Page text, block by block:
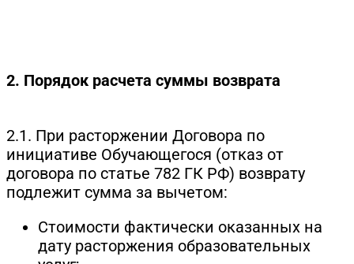
2. Порядок расчета суммы возврата
2.1. При расторжении Договора по
инициативе Обучающегося (отказ от
договора по статье 782 ГК РФ) возврату
подлежит сумма за вычетом:
Стоимости фактически оказанных на
дату расторжения образовательных